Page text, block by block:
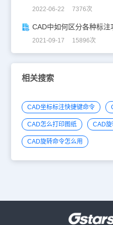
2022-06-22 7376次
2021-09-17 15896次
相关搜索
CAD坐标标注快捷键命令
CAD怎么打印图纸 CAD
CAD旋转命令怎么用